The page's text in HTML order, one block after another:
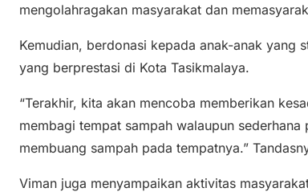
mengolahragakan masyarakat dan
Kemudian, berdonasi kepada anak-anak yang
yang berprestasi di Kota Tasikmalaya.
“Terakhir, kita akan mencoba memberikan
membagi tempat sampah walaupun
membuang sampah pada tempatnya.”
Viman juga menyampaikan aktivitas